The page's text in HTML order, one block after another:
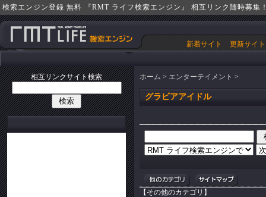
検索エンジン登録 無料 『RMT ライフ検索エンジン』 相互リンク随時募集
新着サイト 更新サイト
相互リンクサイト検索 ホーム > エンターテイメント >
グラビアアイドル
【その他のカテゴリ】